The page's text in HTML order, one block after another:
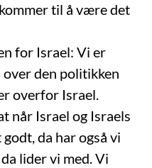
til å være det
for Israel: Vi er
over den politikken
overfor Israel.
når Israel og Israels
da har også vi
lider vi med. Vi